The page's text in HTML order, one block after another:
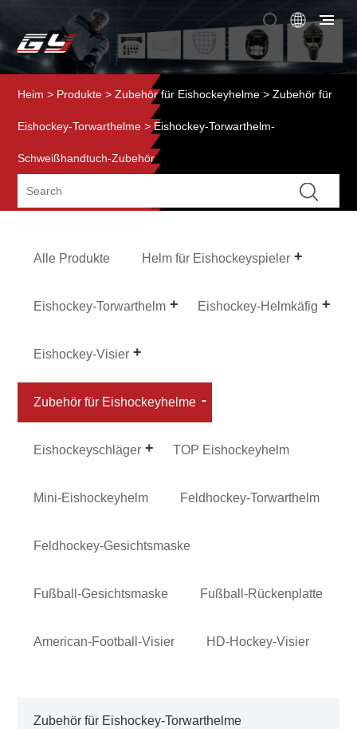
Heim > Produkte >Zubehör für Eishockeyhelme >Zubehör für
Eishockey-Torwarthelme > Eishockey-Torwarthelm-
Schweißhandtuch-Zubehör
Alle Produkte Helm für Eishockeyspieler
Eishockey-Torwarthelm Eishockey-Helmkäfig
Eishockey-Visier
Zubehör für Eishockeyhelme
Eishockeyschläger TOP Eishockeyhelm
Mini-Eishockeyhelm Feldhockey-Torwarthelm
Feldhockey-Gesichtsmaske
Fußball-Gesichtsmaske Fußball-Rückenplatte
American-Football-Visier HD-Hockey-Visier
Zubehör für Eishockey-Torwarthelme